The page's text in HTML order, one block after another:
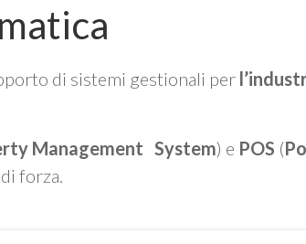
di sistemi gestionali per
Management System) e POS (
forza.